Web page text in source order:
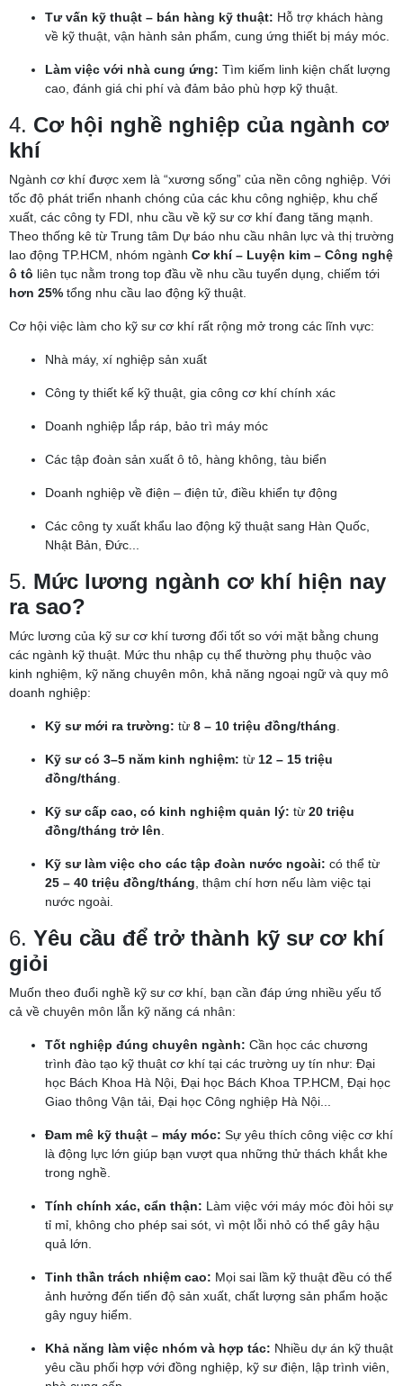
Tư vấn kỹ thuật – bán hàng kỹ thuật: Hỗ trợ khách hàng
về kỹ thuật, vận hành sản phẩm, cung ứng thiết bị máy móc.
Làm việc với nhà cung ứng: Tìm kiếm linh kiện chất lượng
cao, đánh giá chi phí và đảm bảo phù hợp kỹ thuật.
4. Cơ hội nghề nghiệp của ngành cơ
khí
Ngành cơ khí được xem là “xương sống” của nền công nghiệp. Với
tốc độ phát triển nhanh chóng của các khu công nghiệp, khu chế
xuất, các công ty FDI, nhu cầu về kỹ sư cơ khí đang tăng mạnh.
Theo thống kê từ Trung tâm Dự báo nhu cầu nhân lực và thị trường
lao động TP.HCM, nhóm ngành Cơ khí – Luyện kim – Công nghệ
ô tô liên tục nằm trong top đầu về nhu cầu tuyển dụng, chiếm tới
hơn 25% tổng nhu cầu lao động kỹ thuật.
Cơ hội việc làm cho kỹ sư cơ khí rất rộng mở trong các lĩnh vực:
Nhà máy, xí nghiệp sản xuất
Công ty thiết kế kỹ thuật, gia công cơ khí chính xác
Doanh nghiệp lắp ráp, bảo trì máy móc
Các tập đoàn sản xuất ô tô, hàng không, tàu biển
Doanh nghiệp về điện – điện tử, điều khiển tự động
Các công ty xuất khẩu lao động kỹ thuật sang Hàn Quốc,
Nhật Bản, Đức...
5. Mức lương ngành cơ khí hiện nay
ra sao?
Mức lương của kỹ sư cơ khí tương đối tốt so với mặt bằng chung
các ngành kỹ thuật. Mức thu nhập cụ thể thường phụ thuộc vào
kinh nghiệm, kỹ năng chuyên môn, khả năng ngoại ngữ và quy mô
doanh nghiệp:
Kỹ sư mới ra trường: từ 8 – 10 triệu đồng/tháng
Kỹ sư có 3–5 năm kinh nghiệm: từ 12 – 15 triệu
đồng/tháng
Kỹ sư cấp cao, có kinh nghiệm quản lý: từ 20 triệu
đồng/tháng trở lên
Kỹ sư làm việc cho các tập đoàn nước ngoài: có thể từ
25 – 40 triệu đồng/tháng , thậm chí hơn nếu làm việc tại
nước ngoài.
6. Yêu cầu để trở thành kỹ sư cơ khí
giỏi
Muốn theo đuổi nghề kỹ sư cơ khí, bạn cần đáp ứng nhiều yếu tố
cả về chuyên môn lẫn kỹ năng cá nhân:
Tốt nghiệp đúng chuyên ngành: Cần học các chương
trình đào tạo kỹ thuật cơ khí tại các trường uy tín như: Đại
học Bách Khoa Hà Nội, Đại học Bách Khoa TP.HCM, Đại học
Giao thông Vận tải, Đại học Công nghiệp Hà Nội...
Đam mê kỹ thuật – máy móc: Sự yêu thích công việc cơ khí
là động lực lớn giúp bạn vượt qua những thử thách khắt khe
trong nghề.
Tính chính xác, cẩn thận: Làm việc với máy móc đòi hỏi sự
tỉ mỉ, không cho phép sai sót, vì một lỗi nhỏ có thể gây hậu
quả lớn.
Tinh thần trách nhiệm cao: Mọi sai lầm kỹ thuật đều có thể
ảnh hưởng đến tiến độ sản xuất, chất lượng sản phẩm hoặc
gây nguy hiểm.
Khả năng làm việc nhóm và hợp tác: Nhiều dự án kỹ thuật
yêu cầu phối hợp với đồng nghiệp, kỹ sư điện, lập trình viên,